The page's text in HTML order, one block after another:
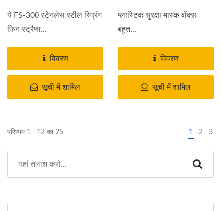
ये FS-300 स्टेनलेस स्टील स्प्रिंग
फिन स्ट्रैप्स...
विवरण
सूची में शामिल
प्लास्टिक सुरक्षा मास्क बॉक्स
बहुत...
विवरण
सूची में शामिल
परिणाम 1 - 12 का 25 1 2 3